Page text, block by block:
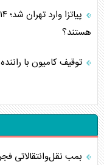
هستند؟
توقیف کامیون با راننده ۸ ساله در اصفهان!
بمب نقل‌وانتقالاتی